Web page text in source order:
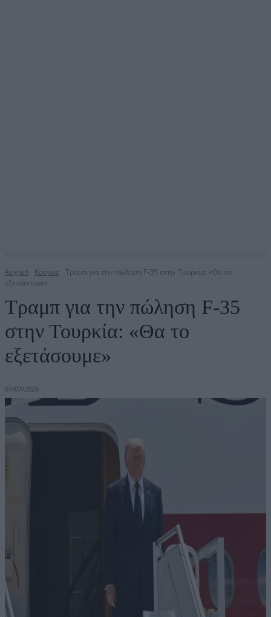
Αρχική Κόσμος
Τραμπ για την πώληση F-35 στην Τουρκία: «Θα το
εξετάσουμε»
Τραμπ για την πώληση F-35
στην Τουρκία: «Θα το
εξετάσουμε»
07/07/2026